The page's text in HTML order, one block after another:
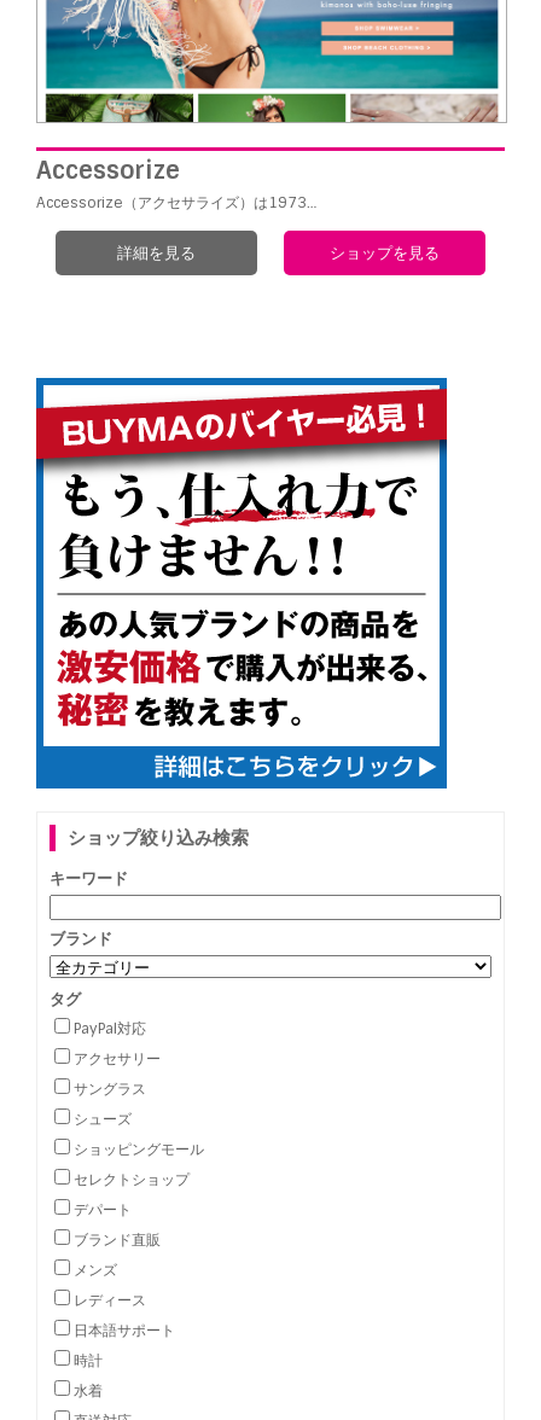
Accessorize
Accessorize（アクセサライズ）は1973…
詳細を見る ショップを見る
ショップ絞り込み検索
キーワード
ブランド
タグ
PayPal対応
アクセサリー
サングラス
シューズ
ショッピングモール
セレクトショップ
デパート
ブランド直販
メンズ
レディース
日本語サポート
時計
水着